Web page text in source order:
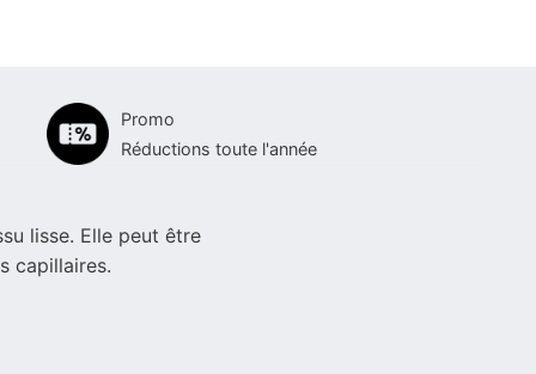
Promo
Réductions toute l'année
lisse. Elle peut être
capillaires.